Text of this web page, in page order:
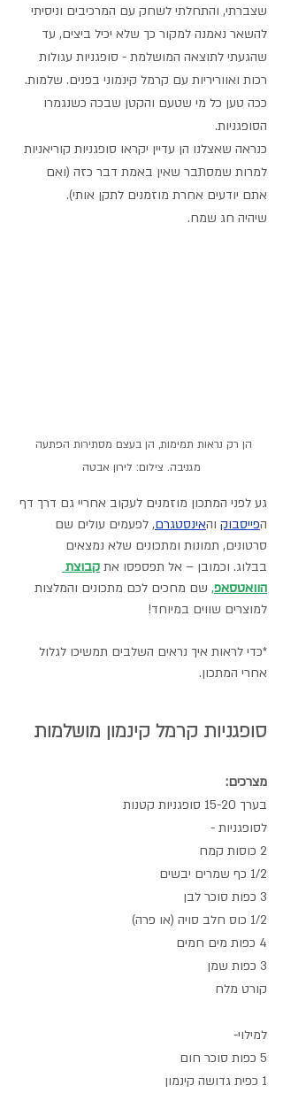
שצברתי, והתחלתי לשחק עם המרכיבים וניסיתי
להשאר נאמנה למקור כך שלא יכיל ביצים, עד
שהגעתי לתוצאה המושלמת - סופגניות עגולות
רכות ואווריריות עם קרמל קינמוני בפנים. שלמות.
ככה טען כל מי שטעם והקטן שבכה כשנגמרו
הסופגניות.
כנראה שאצלנו הן עדיין יקראו סופגניות קוריאניות
למרות שמסתבר שאין באמת דבר כזה (ואם
אתם יודעים אחרת מוזמנים לתקן אותי).
שיהיה חג שמח.
הן רק נראות תמימות, הן בעצם מסתירות הפתעה
מגניבה. צילום: לירון אבטה
גע לפני המתכון מוזמנים לעקוב אחריי גם דרך דף
הפייסבוק והאינסטגרם, לפעמים עולים שם
סרטונים, תמונות ומתכונים שלא נמצאים
בבלוג. וכמובן – אל תפספסו את קבוצת
הוואטסאפ, שם מחכים לכם מתכונים והמלצות
למוצרים שווים במיוחד!
*כדי לראות איך נראים השלבים תמשיכו לגלול
אחרי המתכון.
סופגניות קרמל קינמון מושלמות
מצרכים:
בערך 15-20 סופגניות קטנות
לסופגניות -
2 כוסות קמח
1/2 כף שמרים יבשים
3 כפות סוכר לבן
1/2 כוס חלב סויה (או פרה)
4 כפות מים חמים
3 כפות שמן
קורט מלח
למילוי-
5 כפות סוכר חום
1 כפית גדושה קינמון